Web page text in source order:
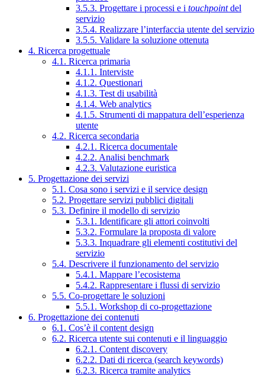
3.5.3. Progettare i processi e i touchpointdel
servizio
3.5.4. Realizzare l’interfaccia utente del servizio
3.5.5. Validare la soluzione ottenuta
4. Ricerca progettuale
4.1. Ricerca primaria
4.1.1. Interviste
4.1.2. Questionari
4.1.3. Test di usabilità
4.1.4. Web analytics
4.1.5. Strumenti di mappatura dell’esperienza
utente
4.2. Ricerca secondaria
4.2.1. Ricerca documentale
4.2.2. Analisi benchmark
4.2.3. Valutazione euristica
5. Progettazione dei servizi
5.1. Cosa sono i servizi e il service design
5.2. Progettare servizi pubblici digitali
5.3. Definire il modello di servizio
5.3.1. Identificare gli attori coinvolti
5.3.2. Formulare la proposta di valore
5.3.3. Inquadrare gli elementi costitutivi del
servizio
5.4. Descrivere il funzionamento del servizio
5.4.1. Mappare l’ecosistema
5.4.2. Rappresentare i flussi di servizio
5.5. Co-progettare le soluzioni
5.5.1. Workshop di co-progettazione
6. Progettazione dei contenuti
6.1. Cos’è il content design
6.2. Ricerca utente sui contenuti e il linguaggio
6.2.1. Content discovery
6.2.2. Dati di ricerca (search keywords)
6.2.3. Ricerca tramite analytics